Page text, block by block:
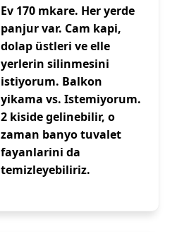
Ev 170 mkare. Her yerde
panjur var. Cam kapi,
dolap üstleri ve elle
yerlerin silinmesini
istiyorum. Balkon
yikama vs. Istemiyorum.
2 kiside gelinebilir, o
zaman banyo tuvalet
fayanlarini da
temizleyebiliriz.